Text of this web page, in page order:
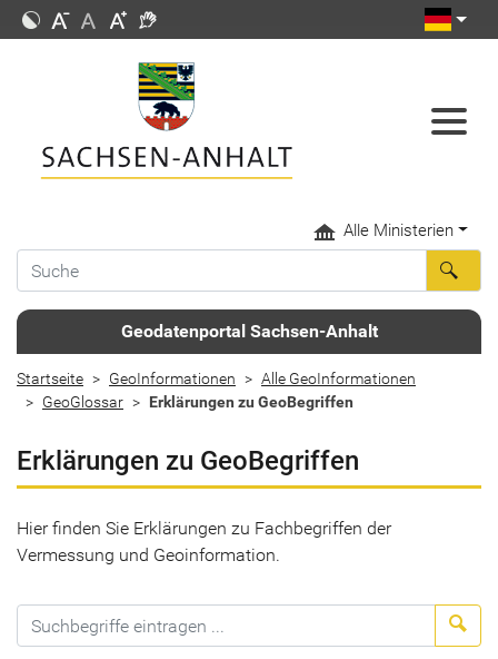
Alle Ministerien
Geodatenportal Sachsen-Anhalt
Startseite GeoInformationen
Alle GeoInformationen
GeoGlossar
Erklärungen zu GeoBegriffen
Erklärungen zu GeoBegriffen
Hier finden Sie Erklärungen zu Fachbegriffen der
Vermessung und Geoinformation.